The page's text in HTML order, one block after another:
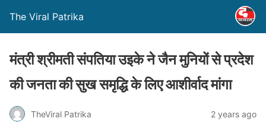
The Viral Patrika
मंत्री श्रीमती संपतिया उइके ने जैन मुनियों से प्रदेश
की जनता की सुख समृद्धि के लिए आशीर्वाद मांगा
TheViral Patrika 2 years ago